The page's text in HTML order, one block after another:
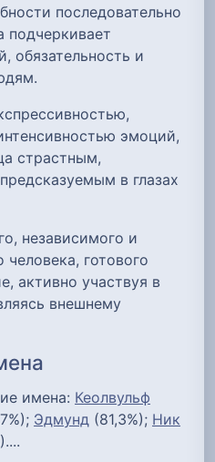
последовательно
подчеркивает
обязательность и
эмоций,
страстным,
в глазах
независимого и
готового
активно участвуя в
внешнему
имена: Кеолвульф
Эдмунд (81,3%); Ник